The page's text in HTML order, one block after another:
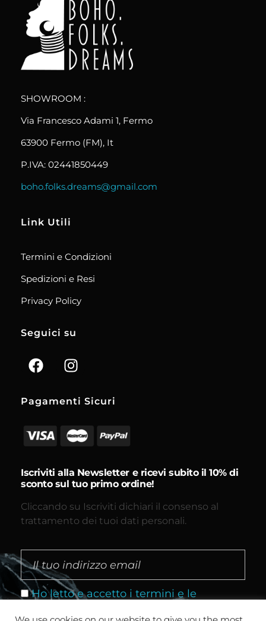
SHOWROOM :
Via Francesco Adami 1, Fermo
63900 Fermo (FM), It
P.IVA: 02441850449
boho.folks.dreams@gmail.com
Link Utili
Termini e Condizioni
Spedizioni e Resi
Privacy Policy
Seguici su
Pagamenti Sicuri
Iscriviti alla Newsletter e ricevi subito il 10% di
sconto sul tuo primo ordine!
Cliccando su Iscriviti dichiari il consenso al
trattamento dei tuoi dati personali.
Ho letto e accetto i termini e le